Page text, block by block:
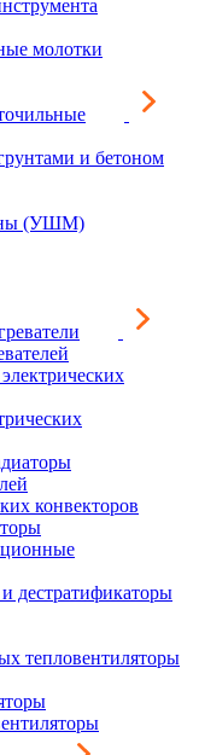
молотки
и бетоном
(УШМ)
конвекторов
дестратификаторы
тепловентиляторы